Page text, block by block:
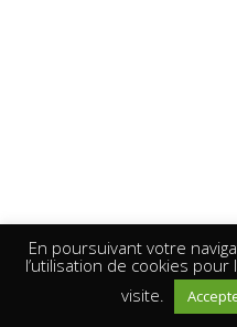
En poursuivant votre
l’utilisation de cookies
visite.